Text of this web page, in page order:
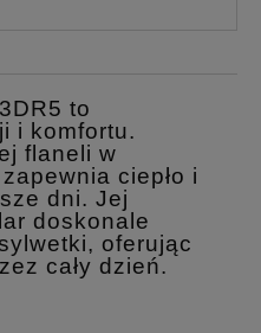
to
i komfortu.
flaneli w
ciepło i
dni. Jej
doskonale
oferując
cały dzień.